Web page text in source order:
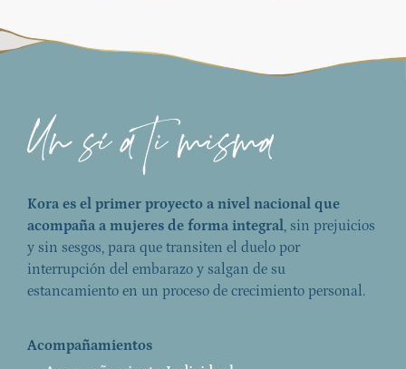
Kora es el primer proyecto a nivel nacional que
acompaña a mujeres de forma integral, sin prejuicios
y sin sesgos, para que transiten el duelo por
interrupción del embarazo y salgan de su
estancamiento en un proceso de crecimiento personal.
Acompañamientos